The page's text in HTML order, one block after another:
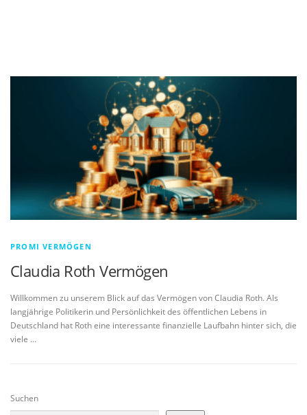
PROMI VERMÖGEN
Claudia Roth Vermögen
Willkommen zu unserem Blick auf das Vermögen von Claudia Roth. Als
langjährige Politikerin und Persönlichkeit des öffentlichen Lebens in
Deutschland hat Roth eine interessante finanzielle Laufbahn hinter sich, die
viele …
Suchen